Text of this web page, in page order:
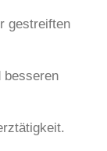
gestreiften
besseren